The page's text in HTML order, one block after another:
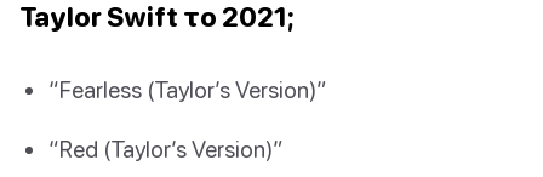
Taylor Swift το 2021;
“Fearless (Taylor’s Version)”
“Red (Taylor’s Version)”